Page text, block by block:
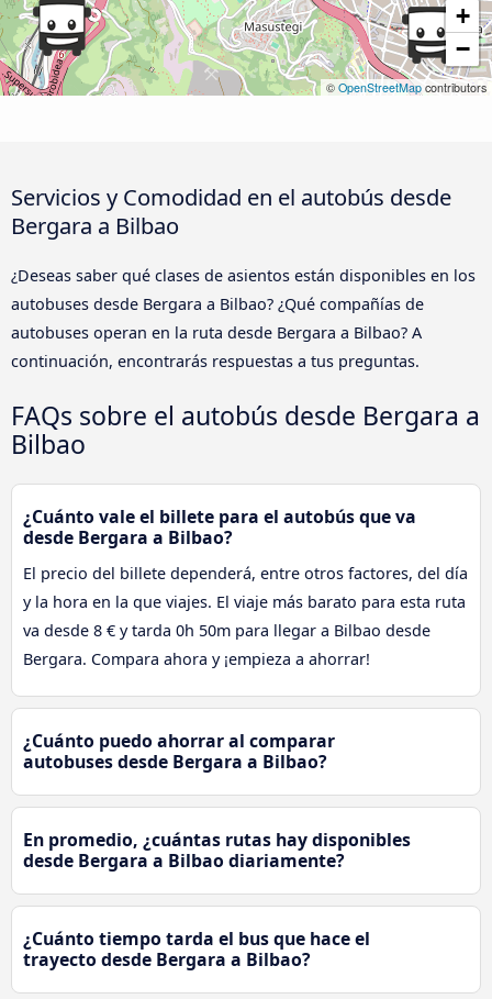
+
−
© OpenStreetMap contributors
Servicios y Comodidad en el autobús desde
Bergara a Bilbao
¿Deseas saber qué clases de asientos están disponibles en los
autobuses desde Bergara a Bilbao? ¿Qué compañías de
autobuses operan en la ruta desde Bergara a Bilbao? A
continuación, encontrarás respuestas a tus preguntas.
FAQs sobre el autobús desde Bergara a
Bilbao
¿Cuánto vale el billete para el autobús que va
desde Bergara a Bilbao?
El precio del billete dependerá, entre otros factores, del día
y la hora en la que viajes. El viaje más barato para esta ruta
va desde 8 € y tarda 0h 50m para llegar a Bilbao desde
Bergara. Compara ahora y ¡empieza a ahorrar!
¿Cuánto puedo ahorrar al comparar
autobuses desde Bergara a Bilbao?
En promedio, ¿cuántas rutas hay disponibles
desde Bergara a Bilbao diariamente?
¿Cuánto tiempo tarda el bus que hace el
trayecto desde Bergara a Bilbao?